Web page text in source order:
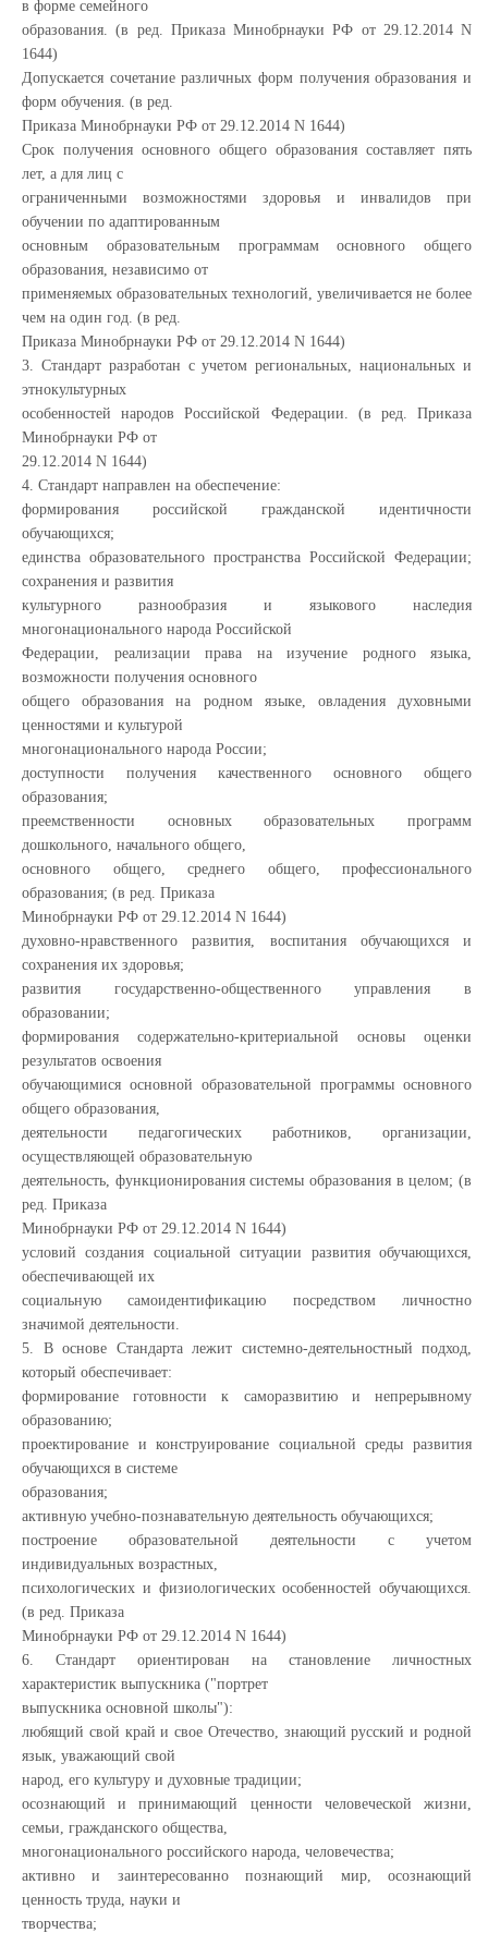
в форме семейного
образования. (в ред. Приказа Минобрнауки РФ от 29.12.2014 N
1644)
Допускается сочетание различных форм получения образования и
форм обучения. (в ред.
Приказа Минобрнауки РФ от 29.12.2014 N 1644)
Срок получения основного общего образования составляет пять
лет, а для лиц с
ограниченными возможностями здоровья и инвалидов при
обучении по адаптированным
основным образовательным программам основного общего
образования, независимо от
применяемых образовательных технологий, увеличивается не более
чем на один год. (в ред.
Приказа Минобрнауки РФ от 29.12.2014 N 1644)
3. Стандарт разработан с учетом региональных, национальных и
этнокультурных
особенностей народов Российской Федерации. (в ред. Приказа
Минобрнауки РФ от
29.12.2014 N 1644)
4. Стандарт направлен на обеспечение:
формирования российской гражданской идентичности
обучающихся;
единства образовательного пространства Российской Федерации;
сохранения и развития
культурного разнообразия и языкового наследия
многонационального народа Российской
Федерации, реализации права на изучение родного языка,
возможности получения основного
общего образования на родном языке, овладения духовными
ценностями и культурой
многонационального народа России;
доступности получения качественного основного общего
образования;
преемственности основных образовательных программ
дошкольного, начального общего,
основного общего, среднего общего, профессионального
образования; (в ред. Приказа
Минобрнауки РФ от 29.12.2014 N 1644)
духовно-нравственного развития, воспитания обучающихся и
сохранения их здоровья;
развития государственно-общественного управления в
образовании;
формирования содержательно-критериальной основы оценки
результатов освоения
обучающимися основной образовательной программы основного
общего образования,
деятельности педагогических работников, организации,
осуществляющей образовательную
деятельность, функционирования системы образования в целом; (в
ред. Приказа
Минобрнауки РФ от 29.12.2014 N 1644)
условий создания социальной ситуации развития обучающихся,
обеспечивающей их
социальную самоидентификацию посредством личностно
значимой деятельности.
5. В основе Стандарта лежит системно-деятельностный подход,
который обеспечивает:
формирование готовности к саморазвитию и непрерывному
образованию;
проектирование и конструирование социальной среды развития
обучающихся в системе
образования;
активную учебно-познавательную деятельность обучающихся;
построение образовательной деятельности с учетом
индивидуальных возрастных,
психологических и физиологических особенностей обучающихся.
(в ред. Приказа
Минобрнауки РФ от 29.12.2014 N 1644)
6. Стандарт ориентирован на становление личностных
характеристик выпускника ("портрет
выпускника основной школы"):
любящий свой край и свое Отечество, знающий русский и родной
язык, уважающий свой
народ, его культуру и духовные традиции;
осознающий и принимающий ценности человеческой жизни,
семьи, гражданского общества,
многонационального российского народа, человечества;
активно и заинтересованно познающий мир, осознающий
ценность труда, науки и
творчества;